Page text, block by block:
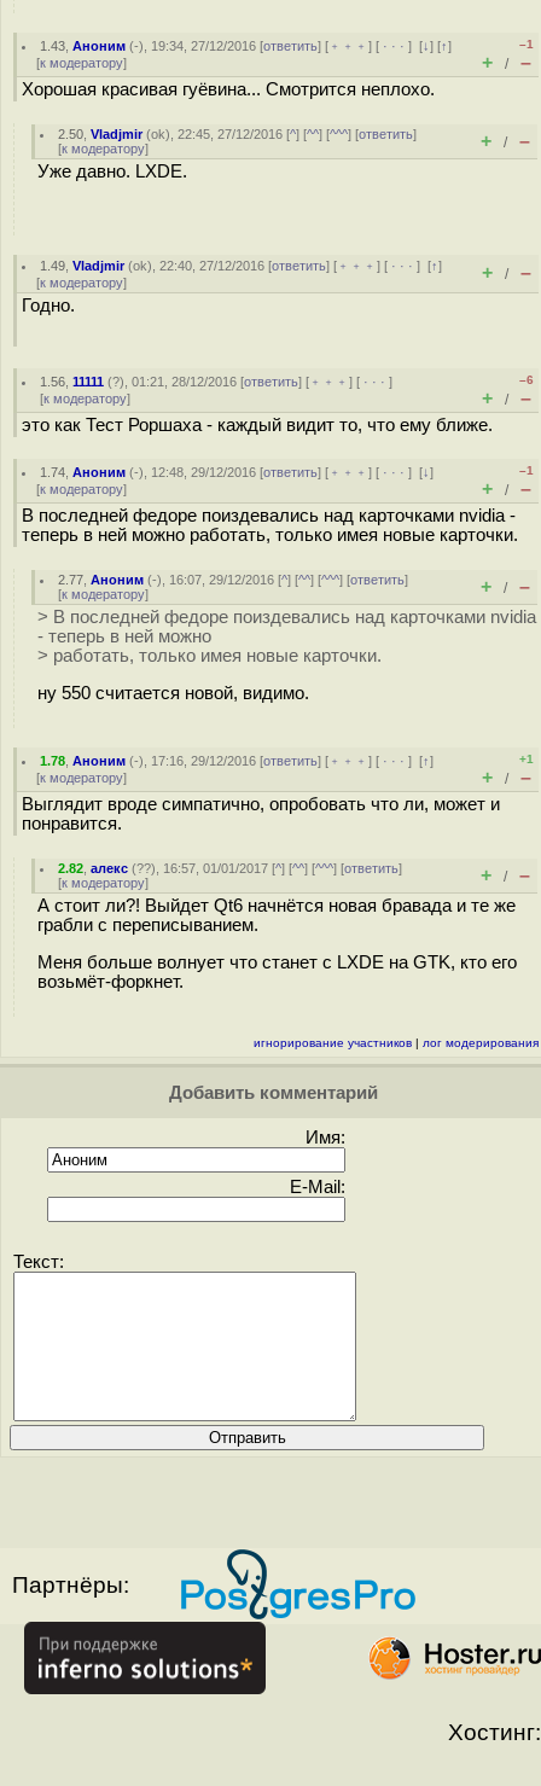
1.43 ,Аноним (-), 19:34, 27/12/2016 [ответить] [ ﹢﹢﹢] [ · · ·][↓] [↑]
[к модератору]
–1
+ / –
Хорошая красивая гуёвина... Смотрится неплохо.
2.50 ,Vladjmir(ok), 22:45, 27/12/2016 [^] [^^] [^^^] [ответить]
[к модератору] + / –
Уже давно. LXDE.
1.49 ,Vladjmir(ok), 22:40, 27/12/2016 [ответить] [ ﹢﹢﹢] [ · · ·][↑]
[к модератору] + / –
Годно.
1.56 ,11111 (?), 01:21, 28/12/2016 [ответить] [ ﹢﹢﹢] [ · · ·]
[к модератору]
–6
+ / –
это как Тест Роршаха - каждый видит то, что ему ближе.
1.74 ,Аноним (-), 12:48, 29/12/2016 [ответить] [ ﹢﹢﹢] [ · · ·][↓]
[к модератору]
–1
+ / –
В последней федоре поиздевались над карточками nvidia -
теперь в ней можно работать, только имея новые карточки.
2.77 ,Аноним (-), 16:07, 29/12/2016 [^] [^^] [^^^] [ответить]
[к модератору] + / –
> В последней федоре поиздевались над карточками nvidia
- теперь в ней можно
> работать, только имея новые карточки.
ну 550 считается новой, видимо.
1.78 ,Аноним (-), 17:16, 29/12/2016 [ответить] [ ﹢﹢﹢] [ · · ·][↑]
[к модератору]
+1
+ / –
Выглядит вроде симпатично, опробовать что ли, может и
понравится.
2.82 ,алекс (??), 16:57, 01/01/2017 [^] [^^] [^^^] [ответить]
[к модератору] + / –
А стоит ли?! Выйдет Qt6 начнётся новая бравада и те же
грабли с переписыванием.
Меня больше волнует что станет с LXDE на GTK, кто его
возьмёт-форкнет.
игнорирование участников | лог модерирования
Добавить комментарий
Имя:
E-Mail:
Текст:
Партнёры:
Хостинг: